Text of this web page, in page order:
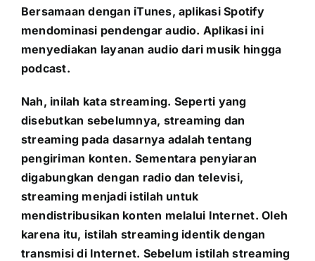
Bersamaan dengan iTunes, aplikasi Spotify
mendominasi pendengar audio. Aplikasi ini
menyediakan layanan audio dari musik hingga
podcast.
Nah, inilah kata streaming. Seperti yang
disebutkan sebelumnya, streaming dan
streaming pada dasarnya adalah tentang
pengiriman konten. Sementara penyiaran
digabungkan dengan radio dan televisi,
streaming menjadi istilah untuk
mendistribusikan konten melalui Internet. Oleh
karena itu, istilah streaming identik dengan
transmisi di Internet. Sebelum istilah streaming